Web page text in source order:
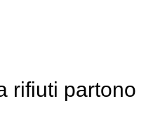
rifiuti partono